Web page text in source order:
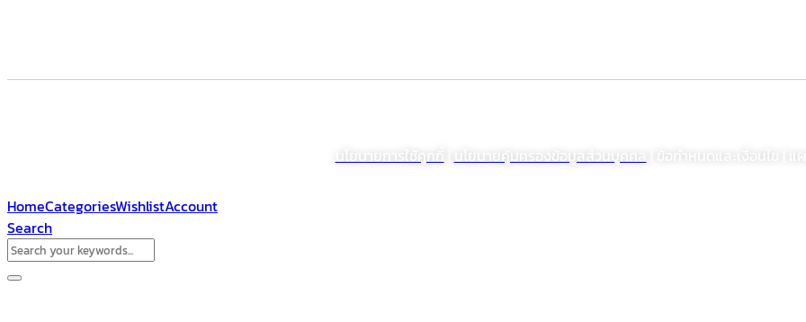
นโยบายการใช้คุกกี้ นโยบายคุ้มครองข้อมูลส่วนบุคคล | ข้อกำหนดและเงื่อนไข | แผ
HomeCategoriesWishlistAccount
Search